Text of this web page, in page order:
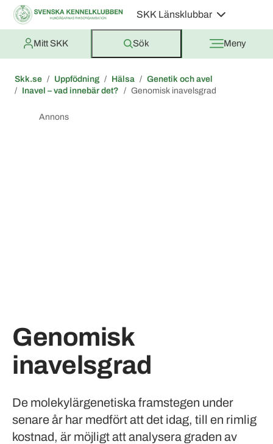
SKK Länsklubbar
Mitt SKK Sök Meny
Skk.se Uppfödning Hälsa
Genetik och avel
Inavel – vad innebär det?
Genomisk inavelsgrad
Annons
Genomisk
inavelsgrad
De molekylärgenetiska framstegen under
senare år har medfört att det idag, till en rimlig
kostnad, är möjligt att analysera graden av